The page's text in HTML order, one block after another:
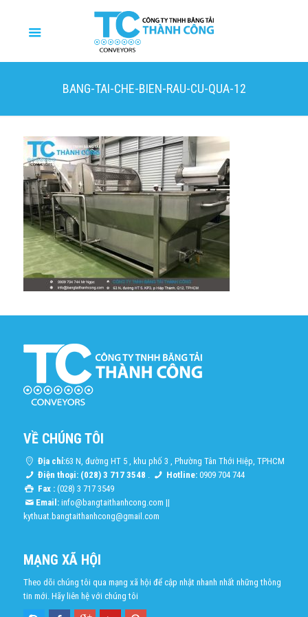
BANG-TAI-CHE-BIEN-RAU-CU-QUA-12
VỀ CHÚNG TÔI
Địa chỉ:63 N, đường HT 5 , khu phố 3 , Phường Tân Thới Hiệp, TPHCM
Điện thoại: (028) 3 717 3548 . Hotline: 0909 704 744
Fax :(028) 3 717 3549
Email: info@bangtaithanhcong.com ||
kythuat.bangtaithanhcong@gmail.com
MẠNG XÃ HỘI
Theo dõi chúng tôi qua mạng xã hội để cập nhật nhanh nhất những thông
tin mới. Hãy liên hệ với chúng tôi